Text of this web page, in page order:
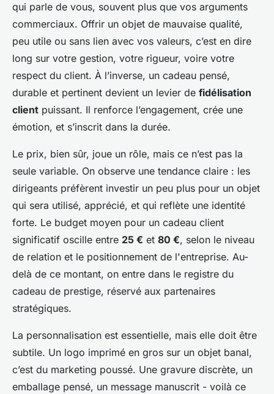
qui parle de vous, souvent plus que vos arguments
commerciaux. Offrir un objet de mauvaise qualité,
peu utile ou sans lien avec vos valeurs, c’est en dire
long sur votre gestion, votre rigueur, voire votre
respect du client. À l’inverse, un cadeau pensé,
durable et pertinent devient un levier de fidélisation
client puissant. Il renforce l’engagement, crée une
émotion, et s’inscrit dans la durée.
Le prix, bien sûr, joue un rôle, mais ce n’est pas la
seule variable. On observe une tendance claire : les
dirigeants préfèrent investir un peu plus pour un objet
qui sera utilisé, apprécié, et qui reflète une identité
forte. Le budget moyen pour un cadeau client
significatif oscille entre 25 € et 80 €, selon le niveau
de relation et le positionnement de l'entreprise. Au-
delà de ce montant, on entre dans le registre du
cadeau de prestige, réservé aux partenaires
stratégiques.
La personnalisation est essentielle, mais elle doit être
subtile. Un logo imprimé en gros sur un objet banal,
c’est du marketing poussé. Une gravure discrète, un
emballage pensé, un message manuscrit - voilà ce